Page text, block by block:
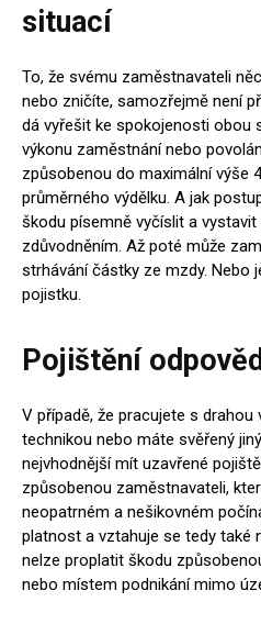
situací
To, že svému zaměstnavateli
nebo zničíte, samozřejmě není
dá vyřešit ke spokojenosti obou
výkonu zaměstnání nebo
způsobenou do maximální výše
průměrného výdělku. A jak
škodu písemně vyčíslit a
zdůvodněním. Až poté může
strhávání částky ze mzdy. Nebo
pojistku.
Pojištění
V případě, že pracujete s
technikou nebo máte svěřený
nejvhodnější mít uzavřené
způsobenou zaměstnavateli,
neopatrném a nešikovném
platnost a vztahuje se tedy také
nelze proplatit škodu
nebo místem podnikání mimo